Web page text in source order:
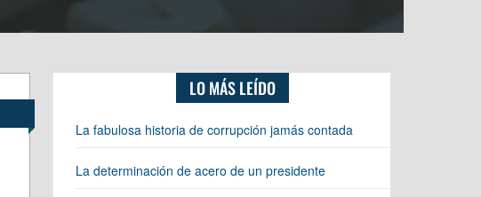
LO MÁS LEÍDO
La fabulosa historia de corrupción jamás contada
La determinación de acero de un presidente